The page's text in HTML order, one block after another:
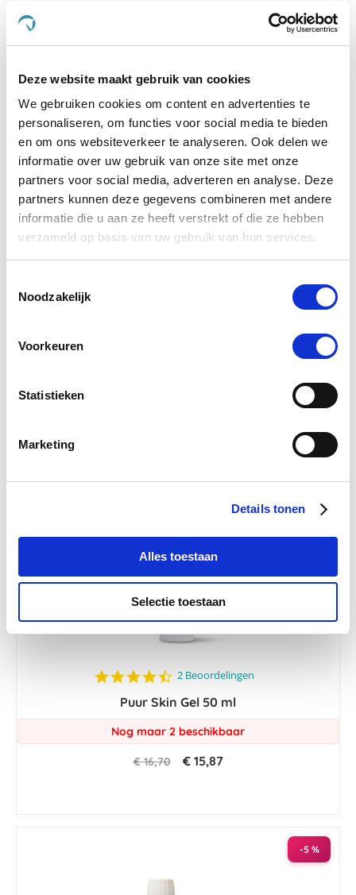
Deze website maakt gebruik van cookies
We gebruiken cookies om content en advertenties te
personaliseren, om functies voor social media te bieden
en om ons websiteverkeer te analyseren. Ook delen we
informatie over uw gebruik van onze site met onze
partners voor social media, adverteren en analyse. Deze
partners kunnen deze gegevens combineren met andere
informatie die u aan ze heeft verstrekt of die ze hebben
verzameld op basis van uw gebruik van hun services.
Noodzakelijk
Voorkeuren
Statistieken
Marketing
Details tonen
Alles toestaan
Selectie toestaan
-5 %
Excellent HempOne + Omega Oil Hond en Kat 100
4.5
rating
2 Beoordelingen
Puur Skin Gel 50 ml
Nog maar 2 beschikbaar
€ 16,70 € 15,87
-5 %